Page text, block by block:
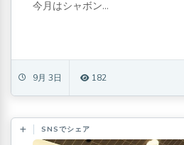
今月はシャボン...
9月 3日 182
SNSでシェア